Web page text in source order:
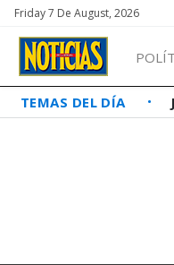
Friday 7 De August, 2026
TEMAS DEL DÍA